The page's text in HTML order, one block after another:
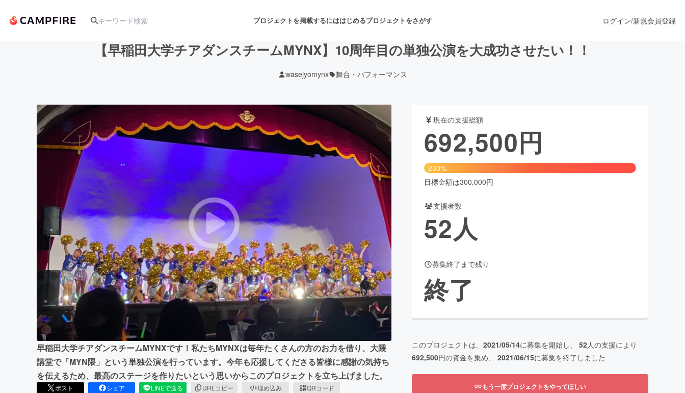
プロジェクトを掲載するにははじめるプロジェクトをさがす
アート・写真 音楽 舞台・パフォーマンス
ゲーム・サービス開発 フード・飲食店 ファッション
映像・映画 書籍・雑誌出版 アニメ・漫画
ビジネス・起業 チャレンジ ビューティー・ヘルスケア
まちづくり・地域活性化
CAMPFIRE for Social GoodCAMPFIRE Creation
CAMPFIREふるさと納税machi-yaコミュニティ
ログイン/新規会員登録
【早稲田大学チアダンスチームMYNX】10周年目の単独公演を大成功させたい！！
wasejyomynx 舞台・パフォーマンス
早稲田大学チアダンスチームMYNXです！私たちMYNXは毎年たくさんの方のお力を借り、大隈
講堂で「MYN隈」という単独公演を行っています。今年も応援してくださる皆様に感謝の気持ち
を伝えるため、最高のステージを作りたいという思いからこのプロジェクトを立ち上げました。
ポスト シェア LINEで送る URLコピー 埋め込み QRコード
現在の支援総額
692,500円
230%
目標金額は300,000円
支援者数
52人
募集終了まで残り
終了
このプロジェクトは、 2021/05/14に募集を開始し、 52人の支援により
692,500円の資金を集め、 2021/06/15に募集を終了しました
もう一度プロジェクトをやってほしい